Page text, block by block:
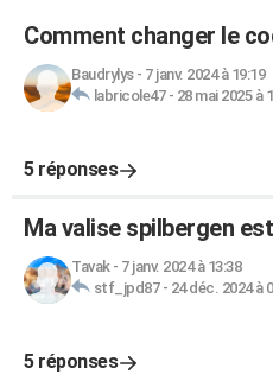
Comment changer le
Baudrylys- 7 janv. 2024 à 19:19
labricole47- 28 mai 2025 à
5 réponses
Ma valise spilbergen
Tavak- 7 janv. 2024 à 13:38
stf_jpd87- 24 déc. 2024 à
5 réponses